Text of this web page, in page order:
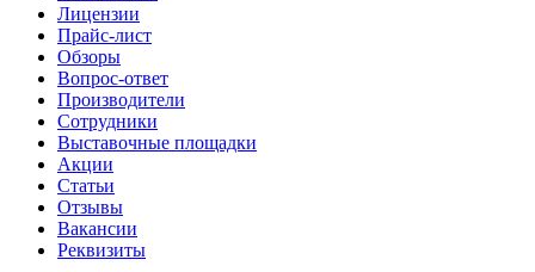
Лицензии
Прайс-лист
Обзоры
Вопрос-ответ
Производители
Сотрудники
Выставочные площадки
Акции
Статьи
Отзывы
Вакансии
Реквизиты